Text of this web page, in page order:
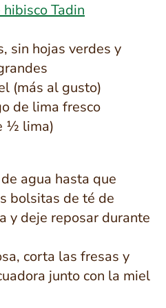
Tadin
sin hojas verdes y
(más al gusto)
de lima fresco
½ lima)
agua hasta que
bolsitas de té de
y deje reposar durante
corta las fresas y
junto con la miel